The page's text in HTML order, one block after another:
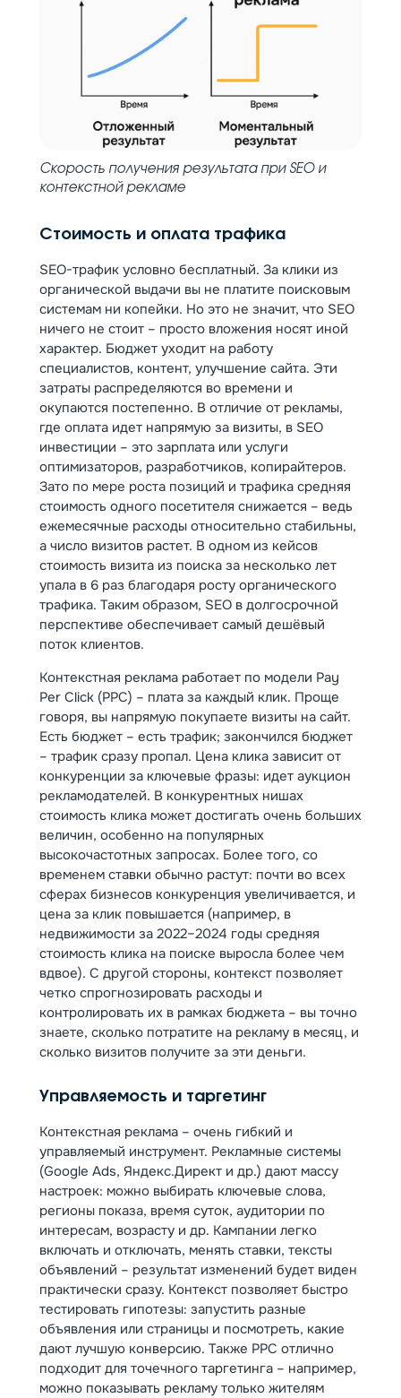
Скорость получения результата при SEO и
контекстной рекламе
Стоимость и оплата трафика
SEO-трафик условно бесплатный. За клики из
органической выдачи вы не платите поисковым
системам ни копейки. Но это не значит, что SEO
ничего не стоит – просто вложения носят иной
характер. Бюджет уходит на работу
специалистов, контент, улучшение сайта. Эти
затраты распределяются во времени и
окупаются постепенно. В отличие от рекламы,
где оплата идет напрямую за визиты, в SEO
инвестиции – это зарплата или услуги
оптимизаторов, разработчиков, копирайтеров.
Зато по мере роста позиций и трафика средняя
стоимость одного посетителя снижается – ведь
ежемесячные расходы относительно стабильны,
а число визитов растет. В одном из кейсов
стоимость визита из поиска за несколько лет
упала в 6 раз благодаря росту органического
трафика. Таким образом, SEO в долгосрочной
перспективе обеспечивает самый дешёвый
поток клиентов.
Контекстная реклама работает по модели Pay
Per Click (PPC) – плата за каждый клик. Проще
говоря, вы напрямую покупаете визиты на сайт.
Есть бюджет – есть трафик; закончился бюджет
– трафик сразу пропал. Цена клика зависит от
конкуренции за ключевые фразы: идет аукцион
рекламодателей. В конкурентных нишах
стоимость клика может достигать очень больших
величин, особенно на популярных
высокочастотных запросах. Более того, со
временем ставки обычно растут: почти во всех
сферах бизнесов конкуренция увеличивается, и
цена за клик повышается (например, в
недвижимости за 2022–2024 годы средняя
стоимость клика на поиске выросла более чем
вдвое). С другой стороны, контекст позволяет
четко спрогнозировать расходы и
контролировать их в рамках бюджета – вы точно
знаете, сколько потратите на рекламу в месяц, и
сколько визитов получите за эти деньги.
Управляемость и таргетинг
Контекстная реклама – очень гибкий и
управляемый инструмент. Рекламные системы
(Google Ads, Яндекс.Директ и др.) дают массу
настроек: можно выбирать ключевые слова,
регионы показа, время суток, аудитории по
интересам, возрасту и др. Кампании легко
включать и отключать, менять ставки, тексты
объявлений – результат изменений будет виден
практически сразу. Контекст позволяет быстро
тестировать гипотезы: запустить разные
объявления или страницы и посмотреть, какие
дают лучшую конверсию. Также PPC отлично
подходит для точечного таргетинга – например,
можно показывать рекламу только жителям